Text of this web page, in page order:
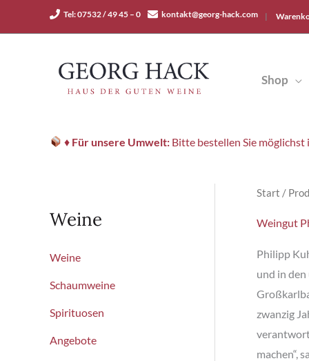
Tel: 07532 / 49 45 – 0 kontakt@georg-hack.com |
Shop
♦ Für unsere Umwelt: Bitte bestellen Sie möglichst
Weine
Weine
Schaumweine
Spirituosen
Angebote
Start /
Weingut
Philipp
und in
zwanzig
machen“,